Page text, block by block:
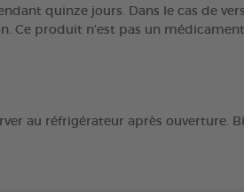
quinze jours. Dans le cas de
Ce produit n’est pas un
au réfrigérateur après ouverture.